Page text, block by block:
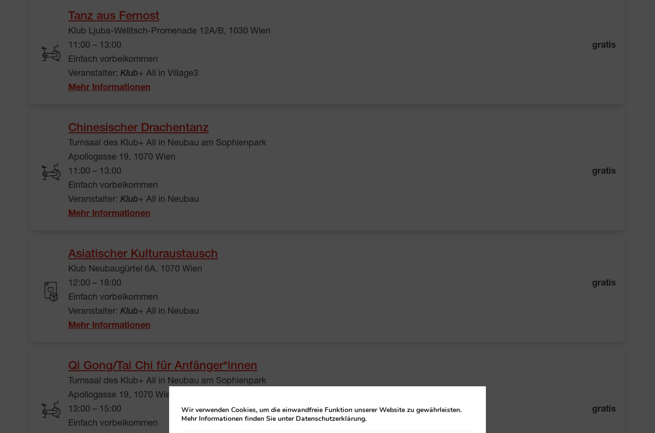
Tanz aus Fernost
Klub Ljuba-Welitsch-Promenade 12A/B, 1030 Wien
11:00 – 13:00
gratis
Einfach vorbeikommen
Veranstalter: Klub+ All in Village3
Mehr Informationen
Chinesischer Drachentanz
Turnsaal des Klub+ All in Neubau am Sophienpark
Apollogasse 19, 1070 Wien
11:00 – 13:00
gratis
Einfach vorbeikommen
Veranstalter: Klub+ All in Neubau
Mehr Informationen
Asiatischer Kulturaustausch
Klub Neubaugürtel 6A, 1070 Wien
12:00 – 18:00
gratis
Einfach vorbeikommen
Veranstalter: Klub+ All in Neubau
Mehr Informationen
Qi Gong/Tai Chi für Anfänger*innen
Turnsaal des Klub+ All in Neubau am Sophienpark
Apollogasse 19, 1070 Wien
13:00 – 15:00
gratis
Einfach vorbeikommen
Wir verwenden Cookies, um die einwandfreie Funktion unserer Website zu gewährleisten.
Mehr Informationen finden Sie unter Datenschutzerklärung.